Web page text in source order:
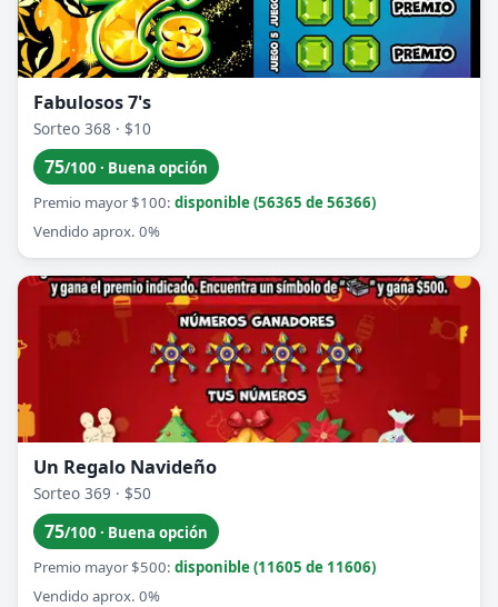
Fabulosos 7's
Sorteo 368 · $10
75/100 · Buena opción
Premio mayor $100: disponible (56365 de 56366)
Vendido aprox. 0%
Un Regalo Navideño
Sorteo 369 · $50
75/100 · Buena opción
Premio mayor $500: disponible (11605 de 11606)
Vendido aprox. 0%